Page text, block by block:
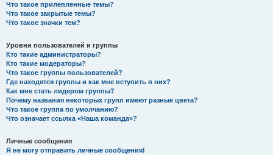
Что такое прилепленные темы?
Что такое закрытые темы?
Что такое значки тем?
Уровни пользователей и группы
Кто такие администраторы?
Кто такие модераторы?
Что такое группы пользователей?
Где находятся группы и как мне вступить в них?
Как мне стать лидером группы?
Почему названия некоторых групп имеют разные цвета?
Что такое группа по умолчанию?
Что означает ссылка «Наша команда»?
Личные сообщения
Я не могу отправить личные сообщения!